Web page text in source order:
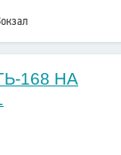
168 НА